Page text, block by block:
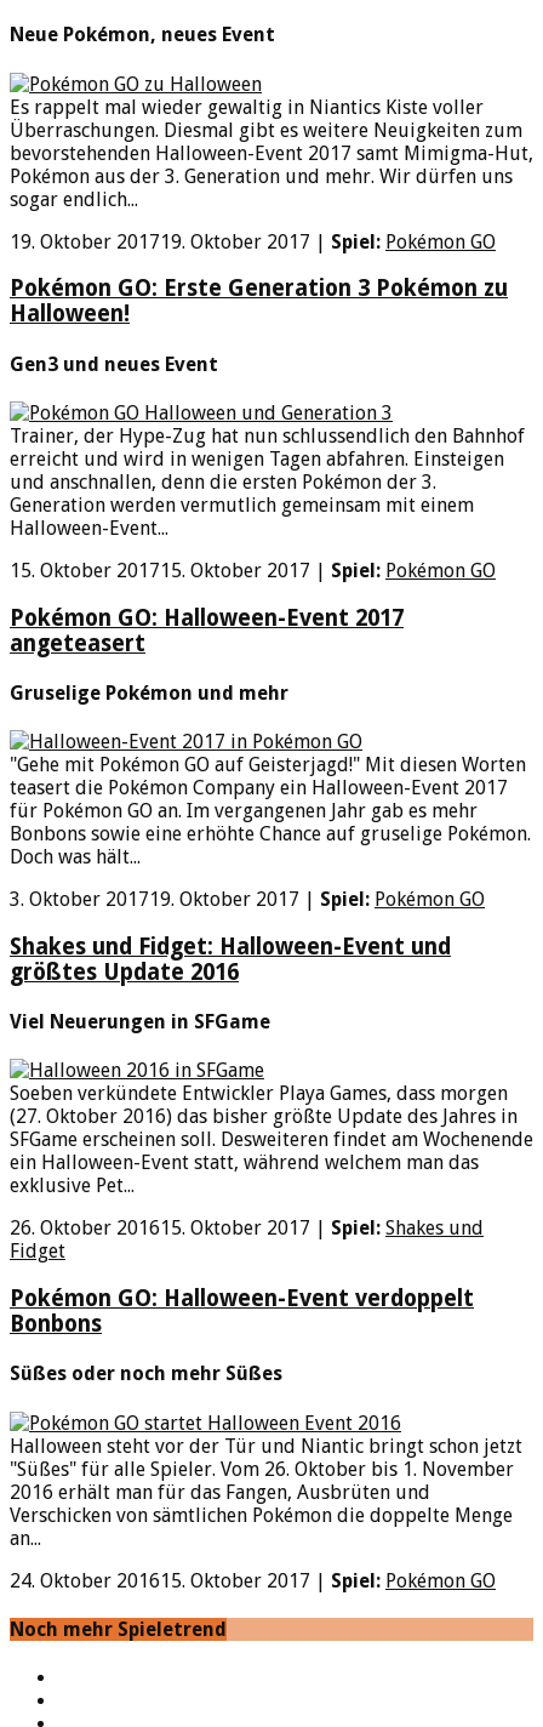
Neue Pokémon, neues Event
Es rappelt mal wieder gewaltig in Niantics Kiste voller
Überraschungen. Diesmal gibt es weitere Neuigkeiten zum
bevorstehenden Halloween-Event 2017 samt Mimigma-Hut,
Pokémon aus der 3. Generation und mehr. Wir dürfen uns
sogar endlich...
19. Oktober 201719. Oktober 2017 | Spiel: Pokémon GO
Pokémon GO: Erste Generation 3 Pokémon zu
Halloween!
Gen3 und neues Event
Trainer, der Hype-Zug hat nun schlussendlich den Bahnhof
erreicht und wird in wenigen Tagen abfahren. Einsteigen
und anschnallen, denn die ersten Pokémon der 3.
Generation werden vermutlich gemeinsam mit einem
Halloween-Event...
15. Oktober 201715. Oktober 2017 | Spiel: Pokémon GO
Pokémon GO: Halloween-Event 2017
angeteasert
Gruselige Pokémon und mehr
"Gehe mit Pokémon GO auf Geisterjagd!" Mit diesen Worten
teasert die Pokémon Company ein Halloween-Event 2017
für Pokémon GO an. Im vergangenen Jahr gab es mehr
Bonbons sowie eine erhöhte Chance auf gruselige Pokémon.
Doch was hält...
3. Oktober 201719. Oktober 2017 Spiel: Pokémon GO
Shakes und Fidget: Halloween-Event und
größtes Update 2016
Viel Neuerungen in SFGame
Soeben verkündete Entwickler Playa Games, dass morgen
(27. Oktober 2016) das bisher größte Update des Jahres in
SFGame erscheinen soll. Desweiteren findet am Wochenende
ein Halloween-Event statt, während welchem man das
exklusive Pet...
26. Oktober 201615. Oktober 2017 Spiel: Shakes und
Fidget
Pokémon GO: Halloween-Event verdoppelt
Bonbons
Süßes oder noch mehr Süßes
Halloween steht vor der Tür und Niantic bringt schon jetzt
"Süßes" für alle Spieler. Vom 26. Oktober bis 1. November
2016 erhält man für das Fangen, Ausbrüten und
Verschicken von sämtlichen Pokémon die doppelte Menge
an...
24. Oktober 201615. Oktober 2017 | Spiel: Pokémon GO
Noch mehr Spieletrend